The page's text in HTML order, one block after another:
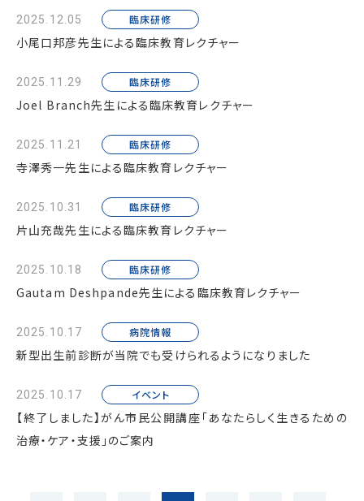
2025.12.05 臨床研修
小尾口邦彦先生による臨床教育レクチャー
2025.11.29 臨床研修
Joel Branch先生による臨床教育レクチャー
2025.11.21 臨床研修
寺澤秀一先生による臨床教育レクチャー
2025.10.31 臨床研修
片山充哉先生による臨床教育レクチャー
2025.10.18 臨床研修
Gautam Deshpande先生による臨床教育レクチャー
2025.10.17 病院情報
新型出生前診断が当院でも受けられるようになりました
2025.10.17 イベント
【終了しました】がん市民公開講座「あなたらしく生きるための
治療・ケア・支援」のご案内